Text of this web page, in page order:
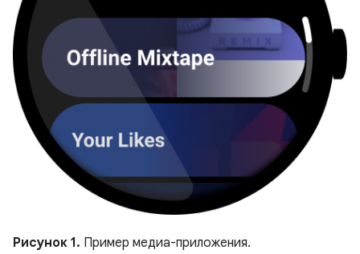
Рисунок 1. Пример медиа-приложения.